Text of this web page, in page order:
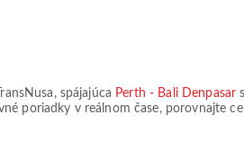
TransNusa , spájajúca Perth - Bali Denpasar
poriadky v reálnom čase, porovnajte